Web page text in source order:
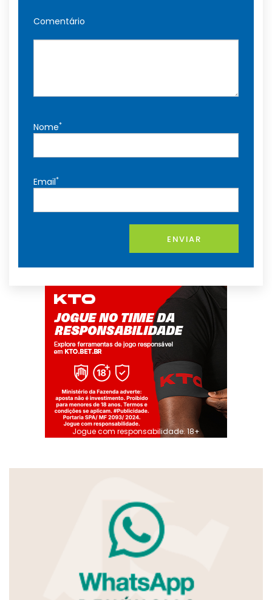
Comentário
Nome*
Email*
ENVIAR
Jogue com responsabilidade. 18+